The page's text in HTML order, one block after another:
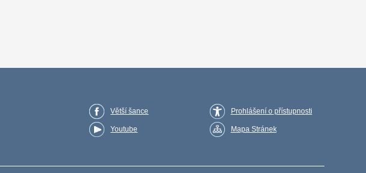
Větší šance
Youtube
Prohlášení o přístupnosti
Mapa Stránek